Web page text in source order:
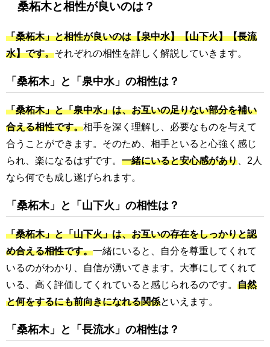
桑柘木と相性が良いのは？
「桑柘木」と相性が良いのは【泉中水】【山下火】【長流
水】です。それぞれの相性を詳しく解説していきます。
「桑柘木」と「泉中水」の相性は？
「桑柘木」と「泉中水」は、お互いの足りない部分を補い
合える相性です。相手を深く理解し、必要なものを与えて
合うことができます。そのため、相手といると心強く感じ
られ、楽になるはずです。 一緒にいると安心感があり 、2人
なら何でも成し遂げられます。
「桑柘木」と「山下火」の相性は？
「桑柘木」と「山下火」は、お互いの存在をしっかりと認
め合える相性です。一緒にいると、自分を尊重してくれて
いるのがわかり、自信が湧いてきます。大事にしてくれて
いる、高く評価してくれていると感じられるのです。 自然
と何をするにも前向きになれる関係といえます。
「桑柘木」と「長流水」の相性は？